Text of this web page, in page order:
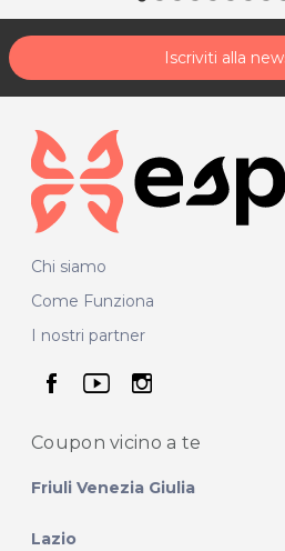
Iscriviti alla
Chi siamo
Come Funziona
I nostri partner
seguici su
seguici su
seguici
Coupon vicino a te
Friuli Venezia Giulia
Lazio